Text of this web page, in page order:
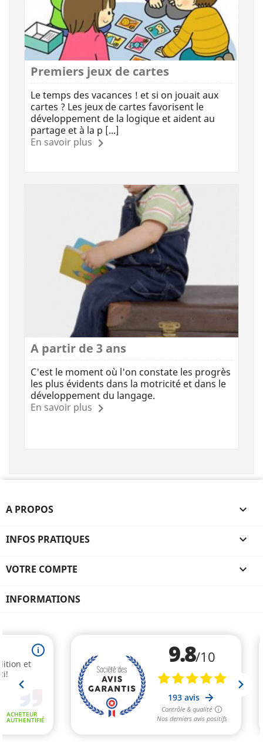
Premiers jeux de cartes
Le temps des vacances ! et si on jouait aux
cartes ? Les jeux de cartes favorisent le
développement de la logique et aident au
partage et à la p [...]
En savoir plus
A partir de 3 ans
C'est le moment où l'on constate les progrès
les plus évidents dans la motricité et dans le
développement du langage.
En savoir plus
A PROPOS 
INFOS PRATIQUES 
VOTRE COMPTE 
INFORMATIONS